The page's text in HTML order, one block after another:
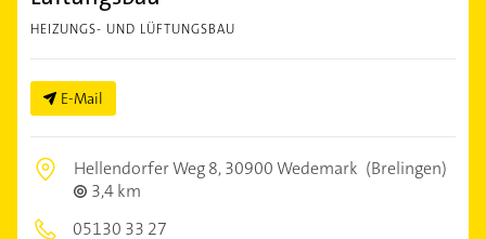
HEIZUNGS- UND LÜFTUNGSBAU
E-Mail
Hellendorfer Weg 8,30900 Wedemark (Brelingen)
3,4 km
05130 33 27